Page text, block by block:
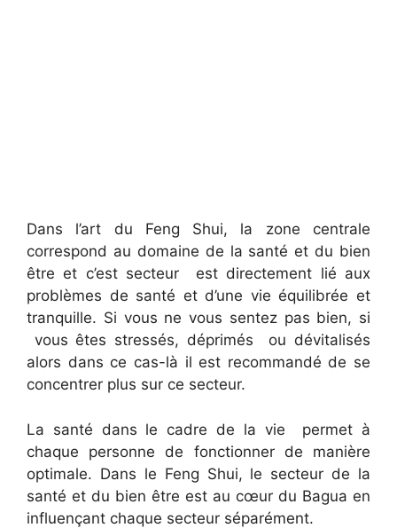
Dans l’art du Feng Shui, la zone centrale
correspond au domaine de la santé et du bien
être et c’est secteur est directement lié aux
problèmes de santé et d’une vie équilibrée et
tranquille. Si vous ne vous sentez pas bien, si
vous êtes stressés, déprimés ou dévitalisés
alors dans ce cas-là il est recommandé de se
concentrer plus sur ce secteur.
La santé dans le cadre de la vie permet à
chaque personne de fonctionner de manière
optimale. Dans le Feng Shui, le secteur de la
santé et du bien être est au cœur du Bagua en
influençant chaque secteur séparément.